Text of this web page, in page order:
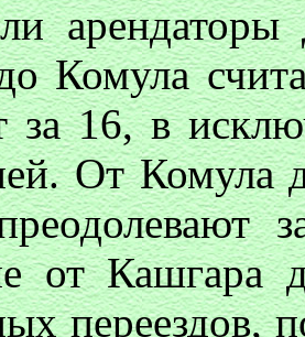
Комула
за 16, в
От Комула
от Кашгара
переездов,